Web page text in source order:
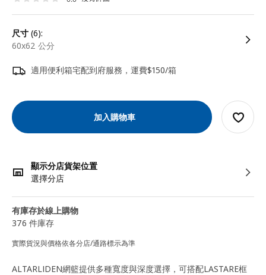
尺寸 (6):
60x62 公分
適用便利箱宅配到府服務，運費$150/箱
加入購物車
顯示分店貨架位置
選擇分店
有庫存於線上購物
376 件庫存
實際貨況與價格依各分店/通路標示為準
ALTARLIDEN網籃提供多種寬度與深度選擇，可搭配LASTARE框